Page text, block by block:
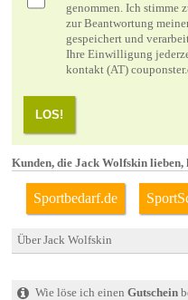
genommen. Ich stimme
zur Beantwortung
gespeichert und
Ihre Einwilligung
kontakt (AT)
LOS!
Kunden, die Jack Wolfskin lieben,
Sportbedarf.de
Über Jack Wolfskin
Wie löse ich einen Gutschein